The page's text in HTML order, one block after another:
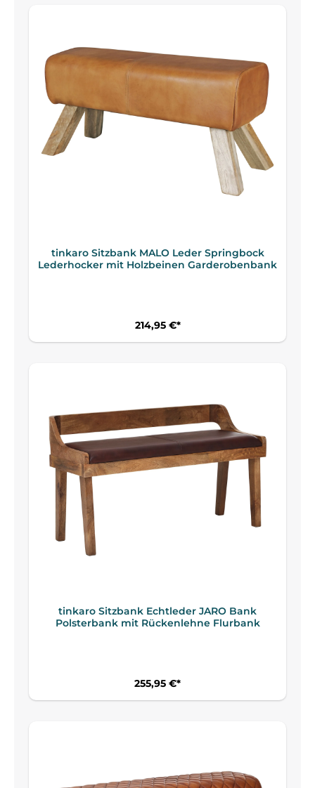
tinkaro Sitzbank MALO Leder Springbock
Lederhocker mit Holzbeinen Garderobenbank
214,95 €*
tinkaro Sitzbank Echtleder JARO Bank
Polsterbank mit Rückenlehne Flurbank
255,95 €*